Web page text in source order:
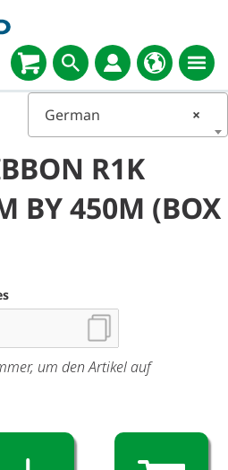
×
German
R1K
BY 450M (BOX
um den Artikel auf